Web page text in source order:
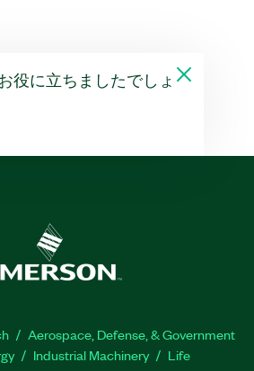
役に立ちましたでしょ
Aerospace, Defense, & Government
Industrial Machinery
Life